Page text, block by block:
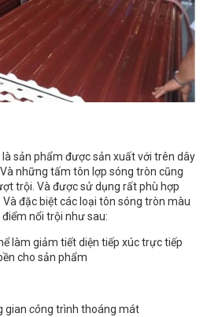
sản phẩm được sản xuất với trên dây
những tấm tôn lợp sóng tròn cũng
trội. Và được sử dụng rất phù hợp
đặc biệt các loại tôn sóng tròn màu
nổi trội như sau:
làm giảm tiết diện tiếp xúc trực tiếp
cho sản phẩm
gian công trình thoáng mát